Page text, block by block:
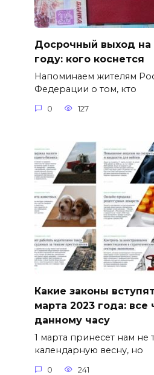
Досрочный выход на
году: кого коснется
Напоминаем жителям
Федерации о том, кто
0 127
Какие законы
марта 2023 года: все
данному часу
1 марта принесет нам не
календарную весну, но
0 241